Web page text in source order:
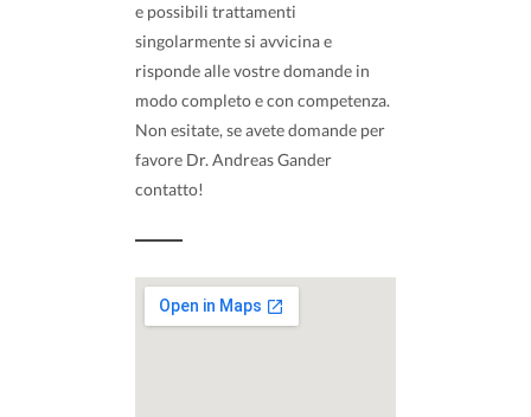
e possibili trattamenti
singolarmente si avvicina e
risponde alle vostre domande in
modo completo e con competenza.
Non esitate, se avete domande per
favore Dr. Andreas Gander
contatto!